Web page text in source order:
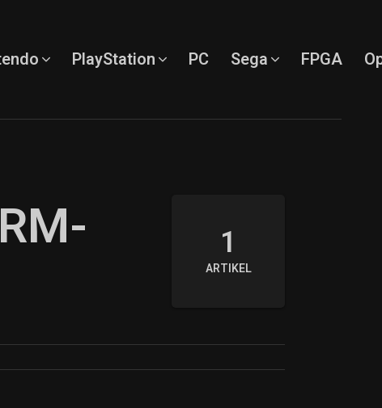
PlayStation PC Sega FPGA
1
ARTIKEL